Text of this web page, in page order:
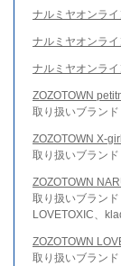
ナルミヤオンラ
ナルミヤオンラ
ナルミヤオンラ
ZOZOTOWN
取り扱いブラン
ZOZOTOWN X-
取り扱いブラン
ZOZOTOWN
取り扱いブラン
LOVETOXIC、
ZOZOTOWN
取り扱いブラン